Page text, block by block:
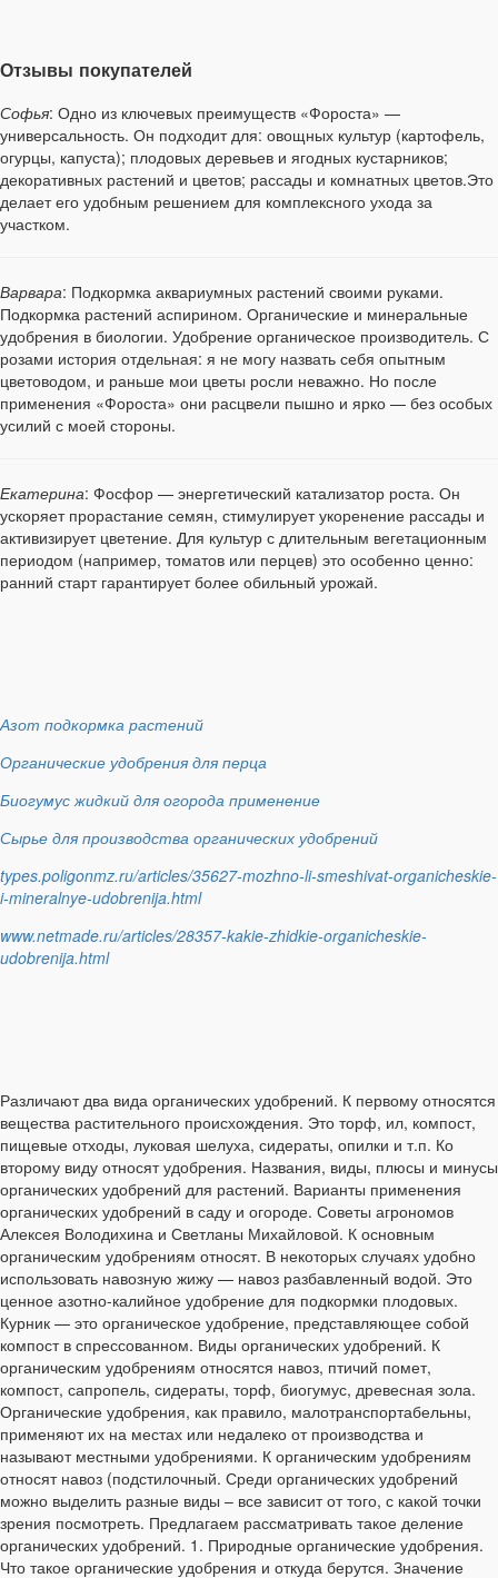
Отзывы покупателей
Софья: Одно из ключевых преимуществ «Фороста» —
универсальность. Он подходит для: овощных культур (картофель,
огурцы, капуста); плодовых деревьев и ягодных кустарников;
декоративных растений и цветов; рассады и комнатных цветов.Это
делает его удобным решением для комплексного ухода за
участком.
Варвара: Подкормка аквариумных растений своими руками.
Подкормка растений аспирином. Органические и минеральные
удобрения в биологии. Удобрение органическое производитель. С
розами история отдельная: я не могу назвать себя опытным
цветоводом, и раньше мои цветы росли неважно. Но после
применения «Фороста» они расцвели пышно и ярко — без особых
усилий с моей стороны.
Екатерина: Фосфор — энергетический катализатор роста. Он
ускоряет прорастание семян, стимулирует укоренение рассады и
активизирует цветение. Для культур с длительным вегетационным
периодом (например, томатов или перцев) это особенно ценно:
ранний старт гарантирует более обильный урожай.
Азот подкормка растений
Органические удобрения для перца
Биогумус жидкий для огорода применение
Сырье для производства органических удобрений
types.poligonmz.ru/articles/35627-mozhno-li-smeshivat-organicheskie-
i-mineralnye-udobrenija.html
www.netmade.ru/articles/28357-kakie-zhidkie-organicheskie-
udobrenija.html
Различают два вида органических удобрений. К первому относятся
вещества растительного происхождения. Это торф, ил, компост,
пищевые отходы, луковая шелуха, сидераты, опилки и т.п. Ко
второму виду относят удобрения. Названия, виды, плюсы и минусы
органических удобрений для растений. Варианты применения
органических удобрений в саду и огороде. Советы агрономов
Алексея Володихина и Светланы Михайловой. К основным
органическим удобрениям относят. В некоторых случаях удобно
использовать навозную жижу — навоз разбавленный водой. Это
ценное азотно-калийное удобрение для подкормки плодовых.
Курник — это органическое удобрение, представляющее собой
компост в спрессованном. Виды органических удобрений. К
органическим удобрениям относятся навоз, птичий помет,
компост, сапропель, сидераты, торф, биогумус, древесная зола.
Органические удобрения, как правило, малотранспортабельны,
применяют их на местах или недалеко от производства и
называют местными удобрениями. К органическим удобрениям
относят навоз (подстилочный. Среди органических удобрений
можно выделить разные виды – все зависит от того, с какой точки
зрения посмотреть. Предлагаем рассматривать такое деление
органических удобрений. 1. Природные органические удобрения.
Что такое органические удобрения и откуда берутся. Значение